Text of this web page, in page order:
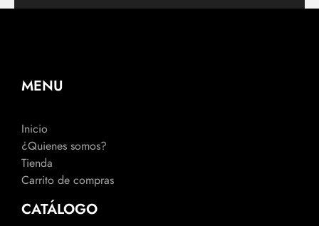
MENU
Inicio
¿Quienes somos?
Tienda
Carrito de compras
CATÁLOGO